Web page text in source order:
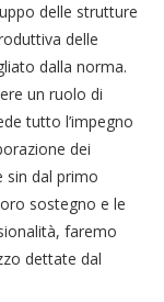
delle strutture
delle
dalla norma.
un ruolo di
tutto l’impegno
dei
sin dal primo
sostegno e le
faremo
dettate dal